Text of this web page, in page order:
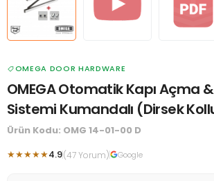
OMEGA DOOR HARDWARE
OMEGA Otomatik Kapı Açma
Sistemi Kumandalı (Dirsek
Ürün Kodu: OMG 14-01-00 D
★★★★★4.9(47 Yorum) Google